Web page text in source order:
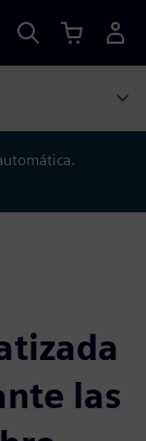
las